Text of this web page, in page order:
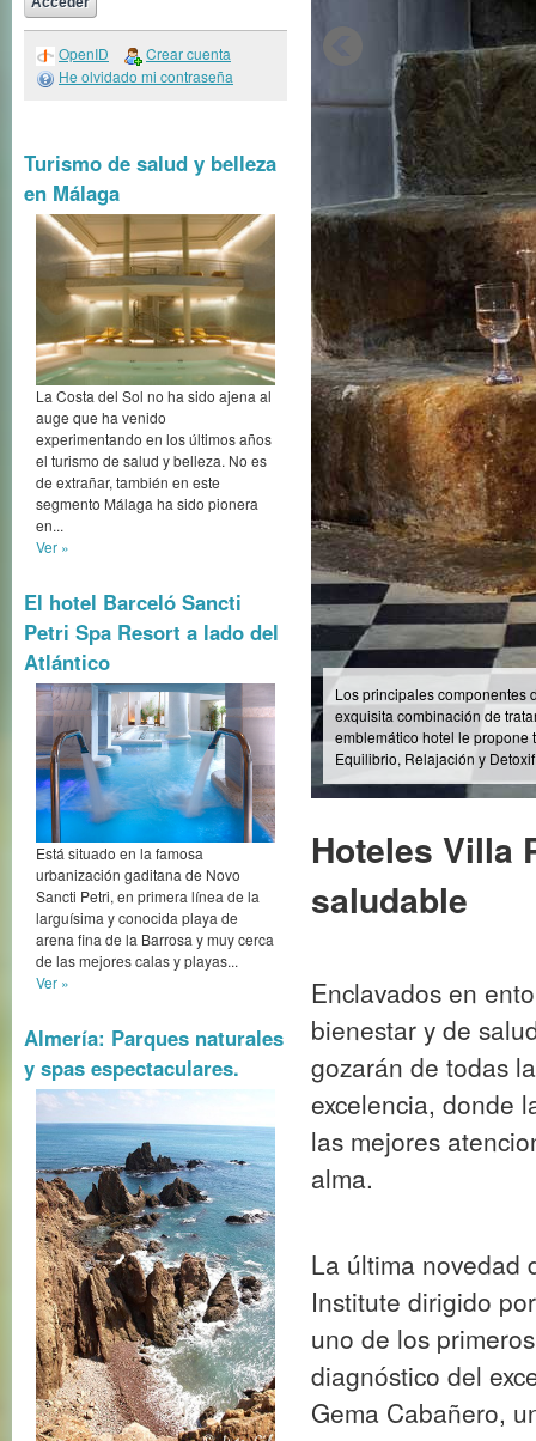
OpenID
Crear cuenta
He olvidado mi contraseña
Turismo de salud y belleza
en Málaga
La Costa del Sol no ha sido ajena al
auge que ha venido
experimentando en los últimos años
el turismo de salud y belleza. No es
de extrañar, también en este
segmento Málaga ha sido pionera
en...
Ver »
El hotel Barceló Sancti
Petri Spa Resort a lado del
Atlántico
Está situado en la famosa
urbanización gaditana de Novo
Sancti Petri, en primera línea de la
larguísima y conocida playa de
arena fina de la Barrosa y muy cerca
de las mejores calas y playas...
Ver »
Almería: Parques naturales
y spas espectaculares.
Las Thermas
El Hotel Villa Padierna
experiencias holísticas en
Hoteles Villa
saludable
Enclavados en
bienestar y de
gozarán de todas
las mejores
alma.
La última novedad
Institute dirigido
uno de los
diagnóstico del
Gema Cabañero,
especializada en
en el Medical al
del organismo.
La estilista Lorena
que ofrecen estos
cliente es el
unas instalaciones